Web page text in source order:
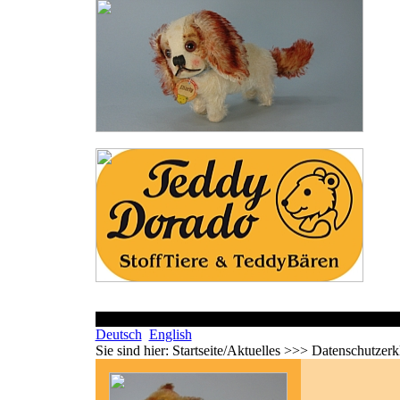
Deutsch English
Sie sind hier: Startseite/Aktuelles >>>